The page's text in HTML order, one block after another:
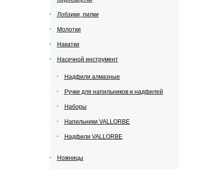
Лобзики, пилки
Молотки
Накатки
Насечной инструмент
Надфили алмазные
Ручки для напильников и надфилей
Наборы
Напильники VALLORBE
Надфили VALLORBE
Ножницы